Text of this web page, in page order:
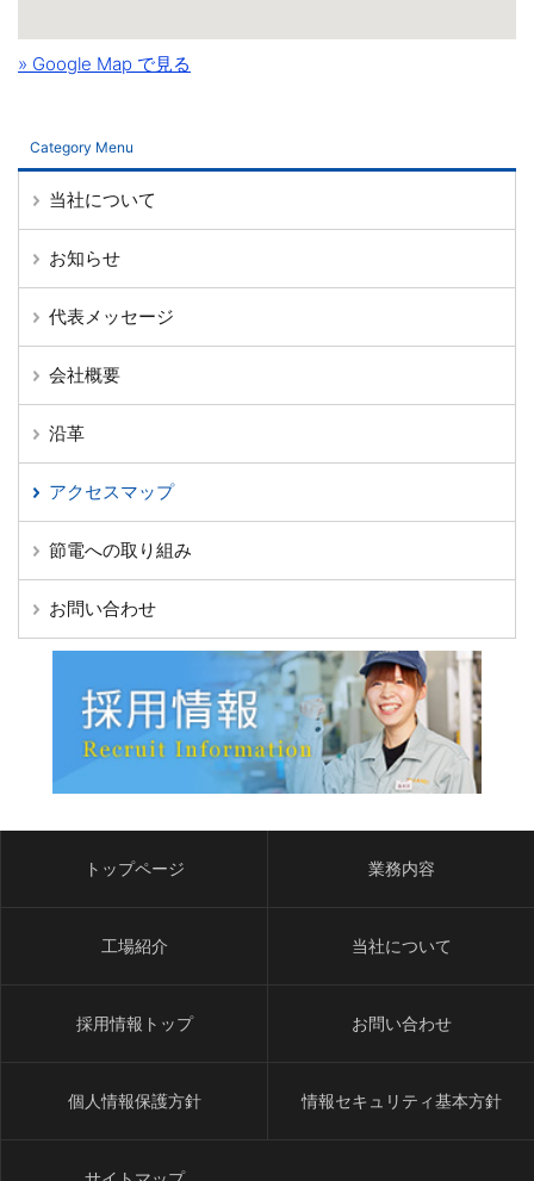
» Google Map で見る
Category Menu
当社について
お知らせ
代表メッセージ
会社概要
沿革
アクセスマップ
節電への取り組み
お問い合わせ
トップページ 業務内容
工場紹介 当社について
採用情報トップ お問い合わせ
個人情報保護方針 情報セキュリティ基本方針